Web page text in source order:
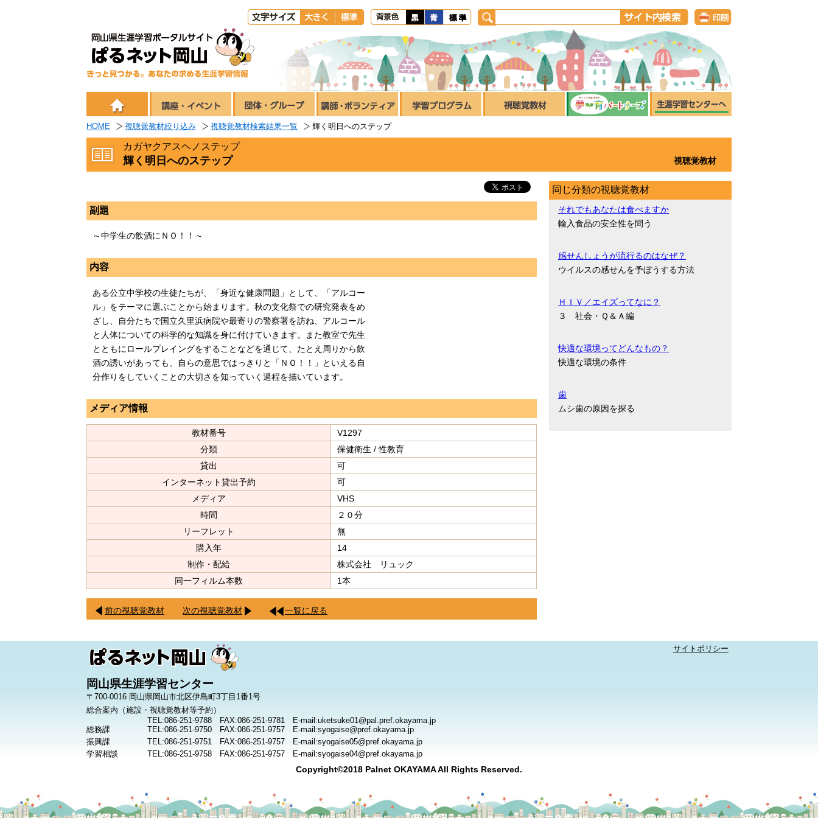
HOME 視聴覚教材絞り込み 視聴覚教材検索結果一覧 輝く明日へのステップ
カガヤクアスヘノステップ
輝く明日へのステップ 視聴覚教材
副題
～中学生の飲酒にＮＯ！！～
内容
ある公立中学校の生徒たちが、「身近な健康問題」として、「アルコー
ル」をテーマに選ぶことから始まります。秋の文化祭での研究発表をめ
ざし、自分たちで国立久里浜病院や最寄りの警察署を訪ね、アルコール
と人体についての科学的な知識を身に付けていきます。また教室で先生
とともにロールプレイングをすることなどを通じて、たとえ周りから飲
酒の誘いがあっても、自らの意思ではっきりと「ＮＯ！！」といえる自
分作りをしていくことの大切さを知っていく過程を描いています。
メディア情報
教材番号
V1297
分類
保健衛生 / 性教育
貸出
可
インターネット貸出予約
可
メディア
VHS
時間
２０分
リーフレット
無
購入年
14
制作・配給
株式会社 リュック
同一フィルム本数
1本
前の視聴覚教材 次の視聴覚教材 一覧に戻る
同じ分類の視聴覚教材
それでもあなたは食べますか
輸入食品の安全性を問う
感せんしょうが流行るのはなぜ？
ウイルスの感せんを予ぼうする方法
ＨＩＶ／エイズってなに？
３ 社会・Ｑ＆Ａ編
快適な環境ってどんなもの？
快適な環境の条件
歯
ムシ歯の原因を探る
サイトポリシー
岡山県生涯学習センター
〒700-0016 岡山県岡山市北区伊島町3丁目1番1号
総合案内（施設・視聴覚教材等予約）
TEL:086-251-9788 FAX:086-251-9781 E-mail:uketsuke01@pal.pref.okayama.jp
総務課
TEL:086-251-9750 FAX:086-251-9757 E-mail:syogaise@pref.okayama.jp
振興課
TEL:086-251-9751 FAX:086-251-9757 E-mail:syogaise05@pref.okayama.jp
学習相談
TEL:086-251-9758 FAX:086-251-9757 E-mail:syogaise04@pref.okayama.jp
Copyright©2018 Palnet OKAYAMA All Rights Reserved.